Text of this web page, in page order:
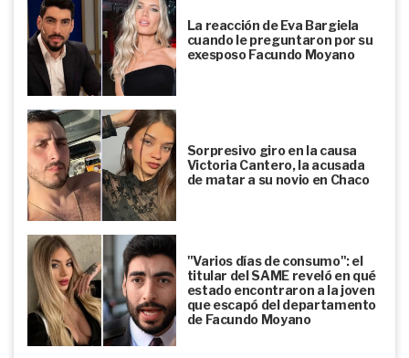
La reacción de Eva Bargiela
cuando le preguntaron por su
exesposo Facundo Moyano
Sorpresivo giro en la causa
Victoria Cantero, la acusada
de matar a su novio en Chaco
"Varios días de consumo": el
titular del SAME reveló en qué
estado encontraron a la joven
que escapó del departamento
de Facundo Moyano